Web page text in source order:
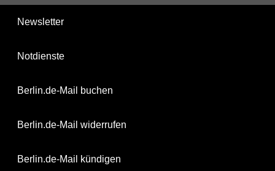
Newsletter
Notdienste
Berlin.de-Mail buchen
Berlin.de-Mail widerrufen
Berlin.de-Mail kündigen